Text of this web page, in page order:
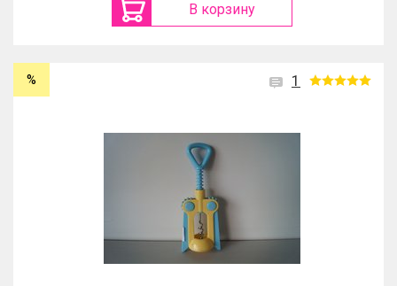
В корзину
1
%